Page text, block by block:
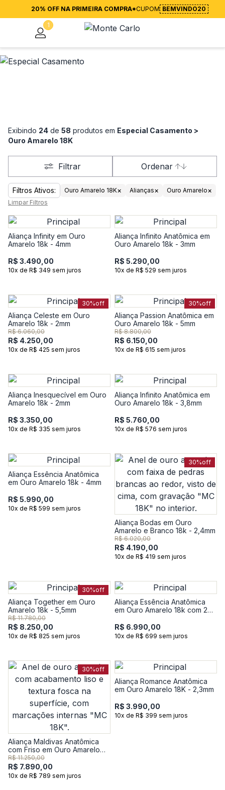
20% OFF NA PRIMEIRA COMPRA*CUPOM BEMVINDO20
1
Exibindo 24 de 58 produtos em Especial Casamento >
Ouro Amarelo 18K
Filtrar Ordenar
Filtros Ativos: Ouro Amarelo 18K× Alianças× Ouro Amarelo×
Limpar Filtros
Aliança Infinity em Ouro
Amarelo 18k - 4mm
R$ 3.490,00
10x de R$ 349 sem juros
Aliança Infinito Anatômica em
Ouro Amarelo 18k - 3mm
R$ 5.290,00
10x de R$ 529 sem juros
30%off
Aliança Celeste em Ouro
Amarelo 18k - 2mm
R$ 6.060,00
R$ 4.250,00
10x de R$ 425 sem juros
30%off
Aliança Passion Anatômica em
Ouro Amarelo 18k - 5mm
R$ 8.800,00
R$ 6.150,00
10x de R$ 615 sem juros
Aliança Inesquecível em Ouro
Amarelo 18k - 2mm
R$ 3.350,00
10x de R$ 335 sem juros
Aliança Infinito Anatômica em
Ouro Amarelo 18k - 3,8mm
R$ 5.760,00
10x de R$ 576 sem juros
Aliança Essência Anatômica
em Ouro Amarelo 18k - 4mm
R$ 5.990,00
10x de R$ 599 sem juros
30%off
Aliança Bodas em Ouro
Amarelo e Branco 18k - 2,4mm
R$ 6.020,00
R$ 4.190,00
10x de R$ 419 sem juros
30%off
Aliança Together em Ouro
Amarelo 18k - 5,5mm
R$ 11.780,00
R$ 8.250,00
10x de R$ 825 sem juros
Aliança Essência Anatômica
em Ouro Amarelo 18k com 2
R$ 6.990,00
10x de R$ 699 sem juros
30%off
Aliança Maldivas Anatômica
com Friso em Ouro Amarelo
18k - 3,5mm
R$ 11.250,00
R$ 7.890,00
10x de R$ 789 sem juros
Aliança Romance Anatômica
em Ouro Amarelo 18K - 2,3mm
R$ 3.990,00
10x de R$ 399 sem juros